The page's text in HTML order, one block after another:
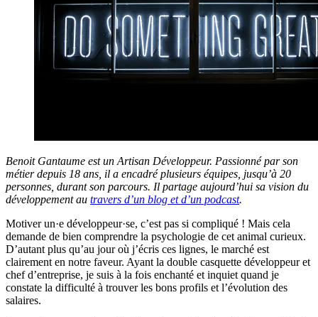
Benoit Gantaume est un Artisan Développeur. Passionné par son
métier depuis 18 ans, il a encadré plusieurs équipes, jusqu’à 20
personnes, durant son parcours. Il partage aujourd’hui sa vision du
développement au travers d’un blog et d’un podcast.
Motiver un·e développeur·se, c’est pas si compliqué ! Mais cela
demande de bien comprendre la psychologie de cet animal curieux.
D’autant plus qu’au jour où j’écris ces lignes, le marché est
clairement en notre faveur. Ayant la double casquette développeur et
chef d’entreprise, je suis à la fois enchanté et inquiet quand je
constate la difficulté à trouver les bons profils et l’évolution des
salaires.